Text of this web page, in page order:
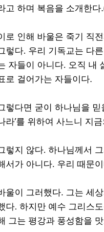
고 하며 복음을 소개한다
로 인해 바울은 죽기 직
렇다. 우리 기독교는 다
자들이 아니다. 오직 내
로 걸어가는 자들이다.
렇다면 굳이 하나님을
라’를 위하여 사느니 지
렇지 않다. 하나님께서
서가 아니다. 우리 때문
울이 그러했다. 그는 세
다. 하지만 예수 그리스
그는 평강과 풍성함을